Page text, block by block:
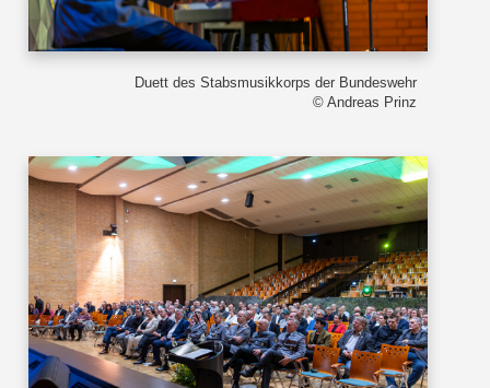
Duett des Stabsmusikkorps der Bundeswehr
© Andreas Prinz